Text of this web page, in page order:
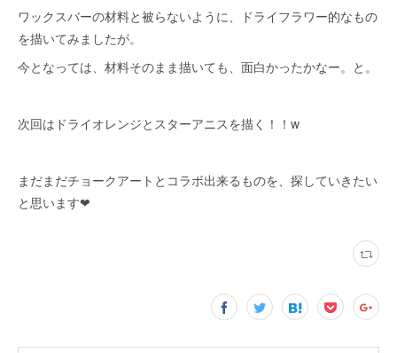
ワックスバーの材料と被らないように、ドライフラワー的なもの
を描いてみましたが。
今となっては、材料そのまま描いても、面白かったかなー。と。
次回はドライオレンジとスターアニスを描く！！w
まだまだチョークアートとコラボ出来るものを、探していきたい
と思います❤